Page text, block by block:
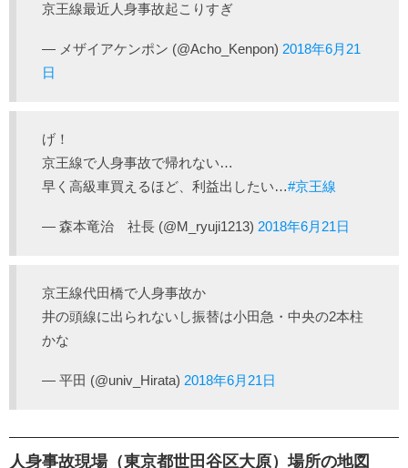
京王線最近人身事故起こりすぎ
— メザイアケンポン (@Acho_Kenpon) 2018年6月21
日
げ！
京王線で人身事故で帰れない…
早く高級車買えるほど、利益出したい…#京王線
— 森本竜治 社長 (@M_ryuji1213) 2018年6月21日
京王線代田橋で人身事故か
井の頭線に出られないし振替は小田急・中央の2本柱
かな
— 平田 (@univ_Hirata) 2018年6月21日
人身事故現場（東京都世田谷区大原）場所の地図